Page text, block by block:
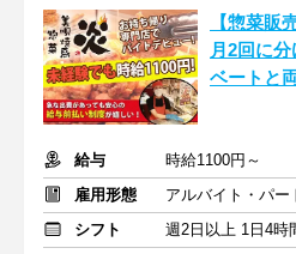
【惣菜販
月2回に
ベートと
給与
時給1100円～
雇用形態
アルバイト・パー
シフト
週2日以上 1日4時